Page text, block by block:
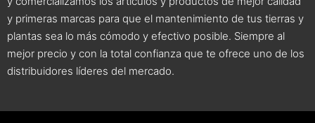
y primeras marcas para que el mantenimiento de tus tierras y
plantas sea lo más cómodo y efectivo posible. Siempre al
mejor precio y con la total confianza que te ofrece uno de los
distribuidores líderes del mercado.